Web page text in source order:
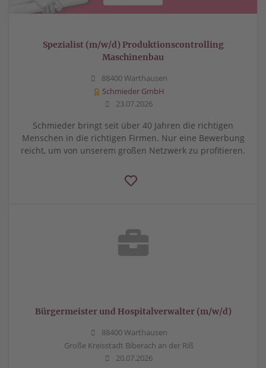
Spezialist (m/w/d) Produktionscontrolling
Maschinenbau
88400 Warthausen
Schmieder GmbH
23.07.2026
Schmieder bringt seit über 40 Jahren die richtigen
Menschen in die richtigen Firmen. Nur eine Bewerbung
reicht, um von unserem großen Netzwerk zu profitieren.
Bürgermeister und Hospitalverwalter (m/w/d)
88400 Warthausen
Große Kreisstadt Biberach an der Riß
20.07.2026